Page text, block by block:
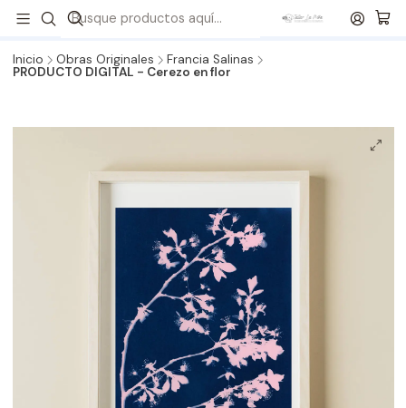
¡Revisa todos nuestros formatos de Kits! 💙Envíos a todo
Chile
🇨🇱 🚚 📦
Inicio Obras Originales
Francia Salinas
PRODUCTO DIGITAL - Cerezo en flor